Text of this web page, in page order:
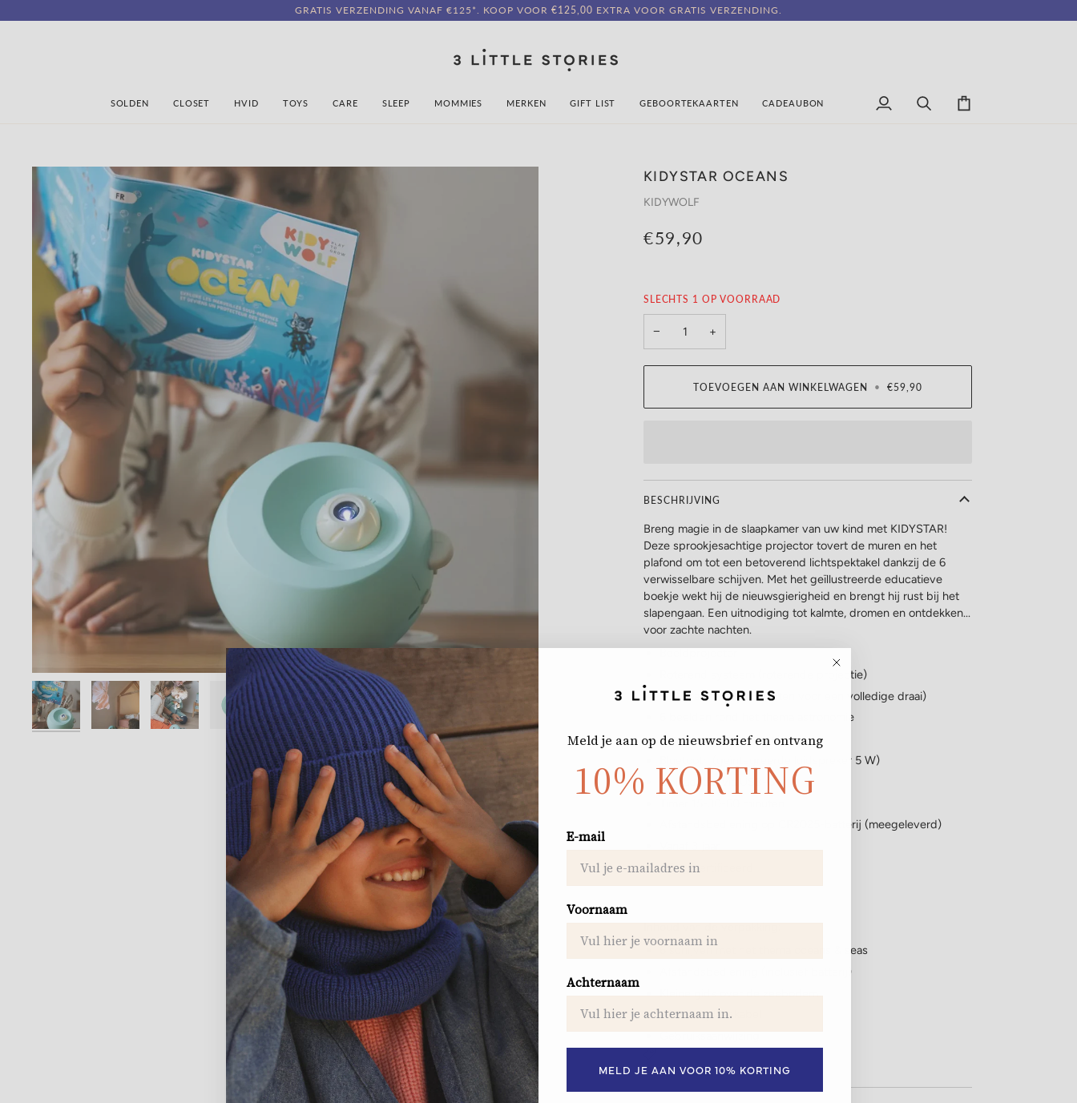
inhoud
GRATIS VERZENDING VANAF €125*. KOOP VOOR€125,00 EXTRA VOOR GRATIS VERZENDING.
SOLDEN CLOSET HVID TOYS CARE SLEEP MOMMIES MERKEN GIFT LIST GEBOORTEKAARTEN CADEAUBON
Mijn
VersturenWinkelwagen
KIDYSTAR OCEANS
KIDYWOLF
€59,90
SLECHTS 1 OP VOORRAAD
− +
TOEVOEGEN AAN WINKELWAGEN • €59,90
BESCHRIJVING
Breng magie in de slaapkamer van uw kind met KIDYSTAR!
Deze sprookjesachtige projector tovert de muren en het
plafond om tot een betoverend lichtspektakel dankzij de 6
verwisselbare schijven. Met het geïllustreerde educatieve
boekje wekt hij de nieuwsgierigheid en brengt hij rust bij het
slapengaan. Een uitnodiging tot kalmte, dromen en ontdekken...
voor zachte nachten.
Beeldprojector
Roterend systeem (roterende projectie)
360 graden (8,30 minuten voor een volledige draai)
6 beelden rond het thema astronomie
3 geïntegreerde muziekstukken
Bluetooth (geïntegreerde luidspreker 5 W)
Oplaadbaar via USB-C
Afstandsbediening op CR2025-batterij (meegeleverd)
CE-gecertificeerd
Inhoud van de verpakking:
6 schijven met het thema oceans & seas
Afstandsbediening (inclusief batterij)
Kleine gids over de zeebodem
USB-C-oplaadkabel
Gebruiksaanwijzing
Meld je aan op de nieuwsbriefen ontvang
10% KORTING
E-mail
Voornaam
Achternaam
MELD JE AAN VOOR 10% KORTING